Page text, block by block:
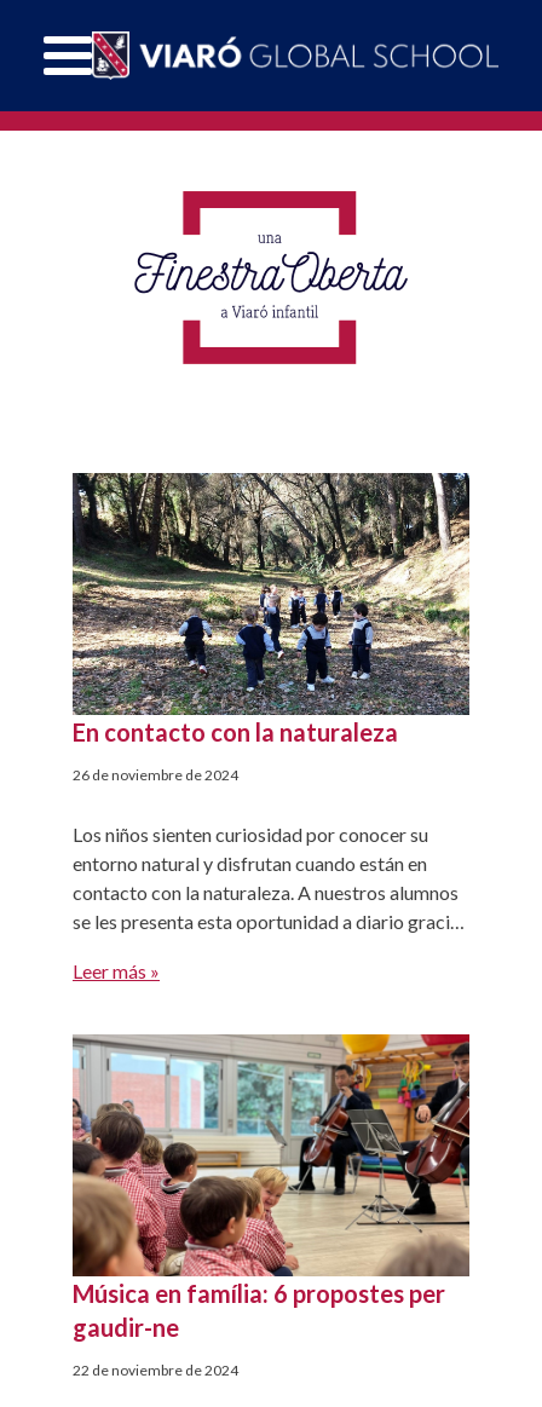
En contacto con la naturaleza
26 de noviembre de 2024
Los niños sienten curiosidad por conocer su
entorno natural y disfrutan cuando están en
contacto con la naturaleza. A nuestros alumnos
se les presenta esta oportunidad a diario gracias
medio natural se puede realizar a partir de la
naturaleza […]
Leer más »
Música en família: 6 propostes per
gaudir-ne
22 de noviembre de 2024